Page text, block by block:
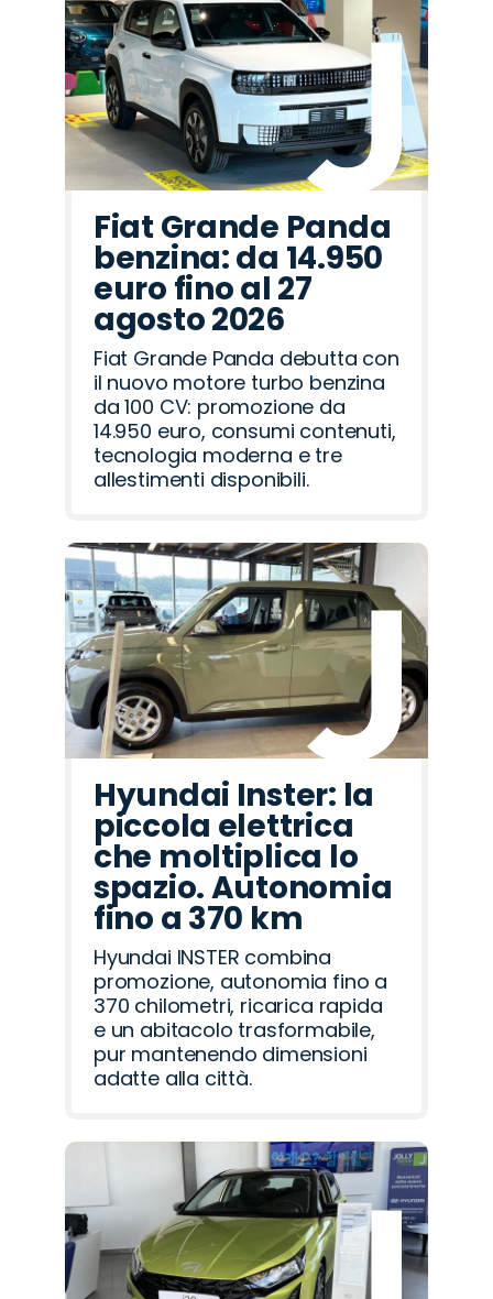
Fiat Grande Panda
benzina: da 14.950
euro fino al 27
agosto 2026
Fiat Grande Panda debutta con
il nuovo motore turbo benzina
da 100 CV: promozione da
14.950 euro, consumi contenuti,
tecnologia moderna e tre
allestimenti disponibili.
Hyundai Inster: la
piccola elettrica
che moltiplica lo
spazio. Autonomia
fino a 370 km
Hyundai INSTER combina
promozione, autonomia fino a
370 chilometri, ricarica rapida
e un abitacolo trasformabile,
pur mantenendo dimensioni
adatte alla città.